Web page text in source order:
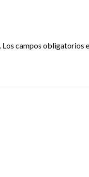
Los campos obligatorios